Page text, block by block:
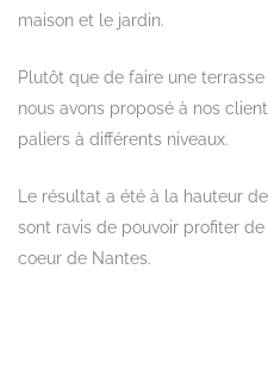
maison et le jardin.
Plutôt que de faire une
nous avons proposé à nos
paliers à différents niveaux.
Le résultat a été à la hauteur
sont ravis de pouvoir profiter
coeur de Nantes.